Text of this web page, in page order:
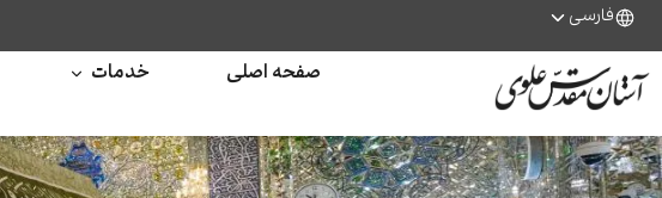
فارسی
صفحه اصلی خدمات